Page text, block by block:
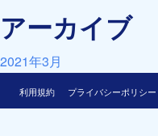
アーカイブ
2021年3月
利用規約 プライバシーポリシー